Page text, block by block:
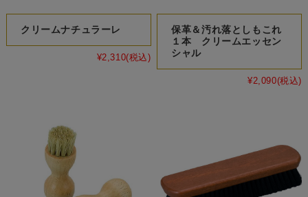
クリームナチュラーレ
¥2,310(税込)
保革＆汚れ落としもこれ
１本 クリームエッセン
シャル
¥2,090(税込)